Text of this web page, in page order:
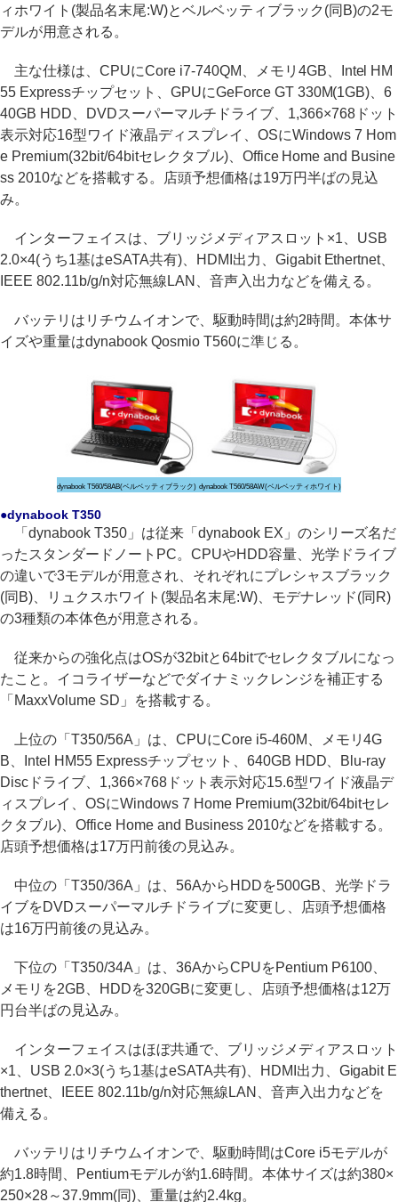
ィホワイト(製品名末尾:W)とベルベッティブラック(同B)の2モ
デルが用意される。
主な仕様は、CPUにCore i7-740QM、メモリ4GB、Intel HM
55 Expressチップセット、GPUにGeForce GT 330M(1GB)、6
40GB HDD、DVDスーパーマルチドライブ、1,366×768ドット
表示対応16型ワイド液晶ディスプレイ、OSにWindows 7 Hom
e Premium(32bit/64bitセレクタブル)、Office Home and Busine
ss 2010などを搭載する。店頭予想価格は19万円半ばの見込
み。
インターフェイスは、ブリッジメディアスロット×1、USB
2.0×4(うち1基はeSATA共有)、HDMI出力、Gigabit Ethertnet、
IEEE 802.11b/g/n対応無線LAN、音声入出力などを備える。
バッテリはリチウムイオンで、駆動時間は約2時間。本体サ
イズや重量はdynabook Qosmio T560に準じる。
dynabook T560/58AB(ベルベッティブラック) dynabook T560/58AW(ベルベッティホワイト)
●dynabook T350
「dynabook T350」は従来「dynabook EX」のシリーズ名だ
ったスタンダードノートPC。CPUやHDD容量、光学ドライブ
の違いで3モデルが用意され、それぞれにプレシャスブラック
(同B)、リュクスホワイト(製品名末尾:W)、モデナレッド(同R)
の3種類の本体色が用意される。
従来からの強化点はOSが32bitと64bitでセレクタブルになっ
たこと。イコライザーなどでダイナミックレンジを補正する
「MaxxVolume SD」を搭載する。
上位の「T350/56A」は、CPUにCore i5-460M、メモリ4G
B、Intel HM55 Expressチップセット、640GB HDD、Blu-ray
Discドライブ、1,366×768ドット表示対応15.6型ワイド液晶デ
ィスプレイ、OSにWindows 7 Home Premium(32bit/64bitセレ
クタブル)、Office Home and Business 2010などを搭載する。
店頭予想価格は17万円前後の見込み。
中位の「T350/36A」は、56AからHDDを500GB、光学ドラ
イブをDVDスーパーマルチドライブに変更し、店頭予想価格
は16万円前後の見込み。
下位の「T350/34A」は、36AからCPUをPentium P6100、
メモリを2GB、HDDを320GBに変更し、店頭予想価格は12万
円台半ばの見込み。
インターフェイスはほぼ共通で、ブリッジメディアスロット
×1、USB 2.0×3(うち1基はeSATA共有)、HDMI出力、Gigabit E
thertnet、IEEE 802.11b/g/n対応無線LAN、音声入出力などを
備える。
バッテリはリチウムイオンで、駆動時間はCore i5モデルが
約1.8時間、Pentiumモデルが約1.6時間。本体サイズは約380×
250×28～37.9mm(同)、重量は約2.4kg。